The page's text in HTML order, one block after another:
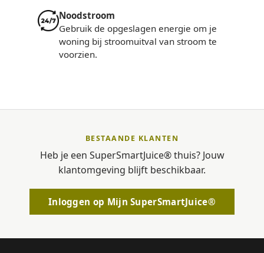
Noodstroom
Gebruik de opgeslagen energie om je
woning bij stroomuitval van stroom te
voorzien.
BESTAANDE KLANTEN
Heb je een SuperSmartJuice® thuis? Jouw
klantomgeving blijft beschikbaar.
Inloggen op Mijn SuperSmartJuice®